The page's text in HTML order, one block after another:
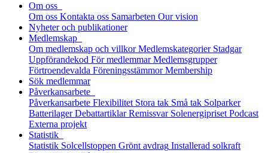
Om oss
Om oss Kontakta oss Samarbeten Our vision
Nyheter och publikationer
Medlemskap
Om medlemskap och villkor Medlemskategorier Stadgar
Uppförandekod För medlemmar Medlemsgrupper
Förtroendevalda Föreningsstämmor Membership
Sök medlemmar
Påverkansarbete
Påverkansarbete Flexibilitet Stora tak Små tak Solparker
Batterilager Debattartiklar Remissvar Solenergipriset Podcast
Externa projekt
Statistik
Statistik Solcellstoppen Grönt avdrag Installerad solkraft